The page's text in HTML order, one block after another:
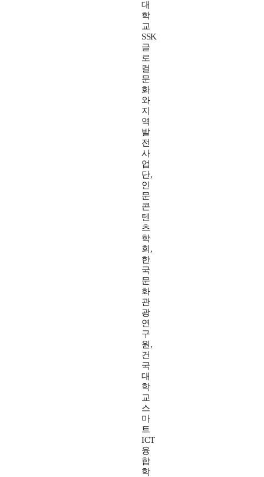
대
학
교
SSK
글
로
컬
문
화
와
지
역
발
전
사
업
단,
인
문
콘
텐
츠
학
회,
한
국
문
화
관
광
연
구
원,
건
국
대
학
교
스
마
트
ICT
융
합
학